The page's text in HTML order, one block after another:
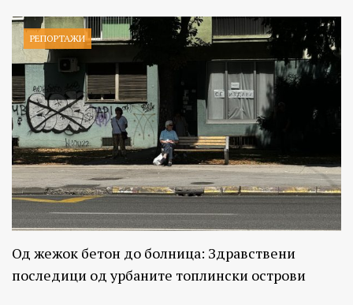
РЕПОРТАЖИ
Од жежок бетон до болница: Здравствени
последици од урбаните топлински острови